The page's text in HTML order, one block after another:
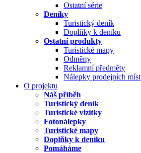
Ostatní série
Deníky
Turistický deník
Doplňky k deníku
Ostatní produkty
Turistické mapy
Odměny
Reklamní předměty
Nálepky prodejních míst
O projektu
Náš příběh
Turistický deník
Turistické vizitky
Fotonálepky
Turistické mapy
Doplňky k deníku
Pomáháme